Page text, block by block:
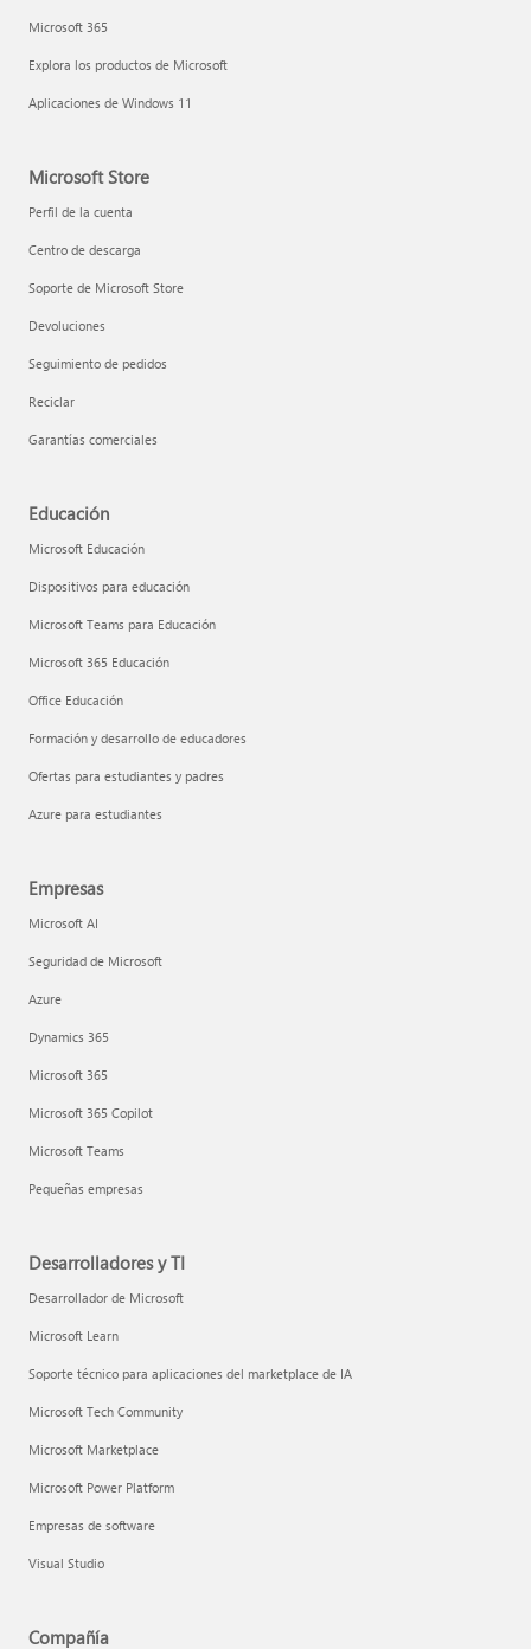
Microsoft 365
Explora los productos de Microsoft
Aplicaciones de Windows 11
Microsoft Store
Perfil de la cuenta
Centro de descarga
Soporte de Microsoft Store
Devoluciones
Seguimiento de pedidos
Reciclar
Garantías comerciales
Educación
Microsoft Educación
Dispositivos para educación
Microsoft Teams para Educación
Microsoft 365 Educación
Office Educación
Formación y desarrollo de educadores
Ofertas para estudiantes y padres
Azure para estudiantes
Empresas
Microsoft AI
Seguridad de Microsoft
Azure
Dynamics 365
Microsoft 365
Microsoft 365 Copilot
Microsoft Teams
Pequeñas empresas
Desarrolladores y TI
Desarrollador de Microsoft
Microsoft Learn
Soporte técnico para aplicaciones del marketplace de IA
Microsoft Tech Community
Microsoft Marketplace
Microsoft Power Platform
Empresas de software
Visual Studio
Compañía